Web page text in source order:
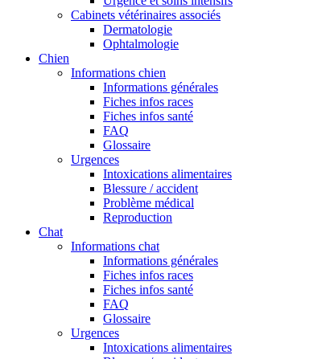
Cabinets vétérinaires associés
Dermatologie
Ophtalmologie
Chien
Informations chien
Informations générales
Fiches infos races
Fiches infos santé
FAQ
Glossaire
Urgences
Intoxications alimentaires
Blessure / accident
Problème médical
Reproduction
Chat
Informations chat
Informations générales
Fiches infos races
Fiches infos santé
FAQ
Glossaire
Urgences
Intoxications alimentaires